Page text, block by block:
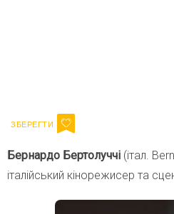
Бернардо Бертолуччі (італ.
італійський кінорежисер та